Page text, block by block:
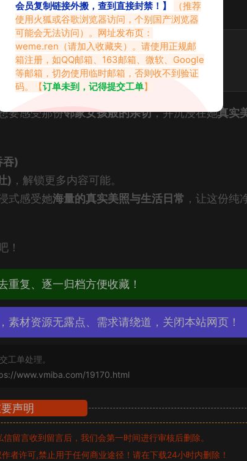
此贴近。
要感受那份邻家女孩般的亲切，并沉浸在她真实
吞)
) ，解锁更多内容可能。
式感受她海量的真实美照与生活日常 ，让这份纯
！
重复、逐一归档方便收藏！
素材资源无露点、需求请绕道，关闭本站网页！
工单处理。
www.vmiba.com/19170.html
声明
信留言收到留言后，我们会第一时间进行审核后删除。
者许可,禁止用于任何商业途径！请在下载24小时内删除！
会员复制链接外搬，查到直接封禁！】
（推荐
使用火狐或谷歌浏览器访问，个别国产浏览器
可能会无法访问）。网址发布页：
weme.ren （请加入收藏夹）。请使用正规邮
箱注册，如QQ邮箱、163邮箱、微软、Google
等邮箱，切勿使用临时邮箱，否则收不到验证
码。【订单未到，记得提交工单】